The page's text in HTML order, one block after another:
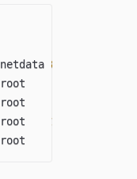
8860
root
root
root 1047
root